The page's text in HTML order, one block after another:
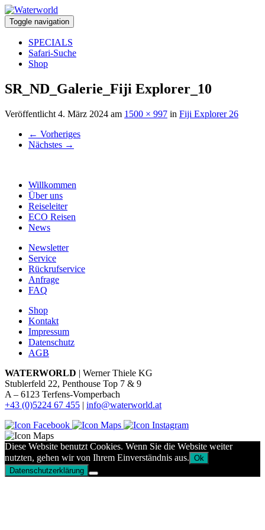
Toggle navigation
SPECIALS
Safari-Suche
Shop
SR_ND_Galerie_Fiji Explorer_10
Veröffentlicht 4. März 2024 am 1500 × 997 in Fiji Explorer 26
← Vorheriges
Nächstes →
Willkommen
Über uns
Reiseleiter
ECO Reisen
News
Newsletter
Service
Rückrufservice
Anfrage
FAQ
Shop
Kontakt
Impressum
Datenschutz
AGB
WATERWORLD | Werner Thiele KG
Stublerfeld 22, Penthouse Top 7 & 9
A – 6123 Terfens-Vomperbach
+43 (0)5224 67 455 | info@waterworld.at
Diese Website benutzt Cookies. Wenn Sie die Website weiter
nutzten, gehen wir von Ihrem Einverständnis aus. Ok
Datenschutzerklärung